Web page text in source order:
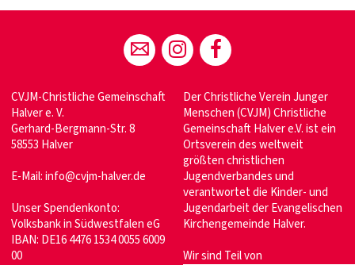
CVJM-Christliche Gemeinschaft
Halver e. V.
Gerhard-Bergmann-Str. 8
58553 Halver
E-Mail:info@cvjm-halver.de
Unser Spendenkonto:
Volksbank in Südwestfalen eG
IBAN: DE16 4476 1534 0055 6009
00
Der Christliche Verein Junger
Menschen (CVJM) Christliche
Gemeinschaft Halver e.V. ist ein
Ortsverein des weltweit
größten christlichen
Jugendverbandes und
verantwortet die Kinder- und
Jugendarbeit der Evangelischen
Kirchengemeinde Halver.
Wir sind Teil von